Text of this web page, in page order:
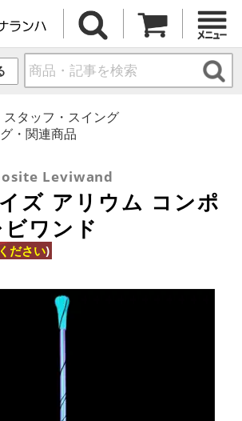
スタッフ・スイング
・関連商品
Leviwand
ズ アリウム コンポ
ワンド
ださい)